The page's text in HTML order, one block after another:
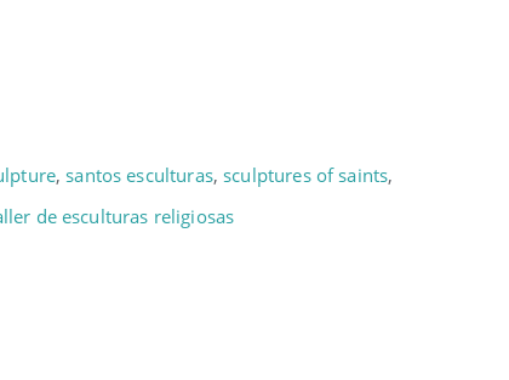
,santos esculturas,sculptures of saints,
de esculturas religiosas